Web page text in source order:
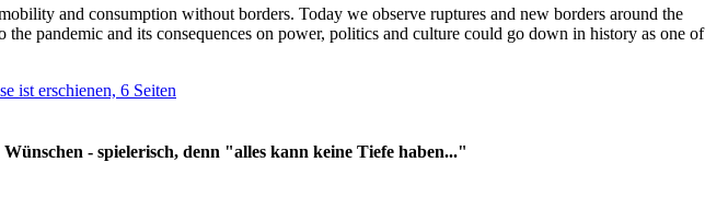
and consumption without borders. Today we observe ruptures and new borders around the
pandemic and its consequences on power, politics and culture could go down in history as one of
ist erschienen, 6 Seiten
- spielerisch, denn "alles kann keine Tiefe haben..."